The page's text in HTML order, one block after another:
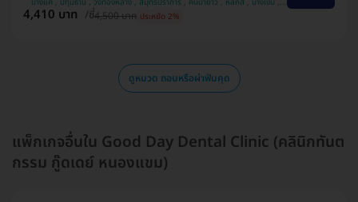
บางแค , ปทุมธานี , วังทองหลาง , สมุทรปราการ , คันนายาว , หลักสี่ , บางเขน ,
สวนหลวง , มีนบุรี , นครพนม , ทวีวัฒนา
4,410 บาท /ซี่4,500 บาท ประหยัด 2%
ดูหมวด ถอนหรือผ่าฟันคุด
แพ็กเกจอื่นใน Good Day Dental Clinic (คลินิกทันต
กรรม กู๊ดเดย์ หนองแขม)